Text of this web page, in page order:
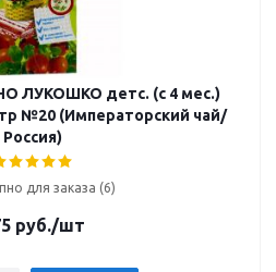
ЛУКОШКО детс. (с 4 мес.)
№20 (Императорский чай/
Россия)
для заказа (6)
руб./шт